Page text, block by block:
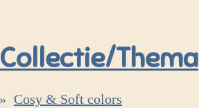
Collectie/Thema
Cosy & Soft colors